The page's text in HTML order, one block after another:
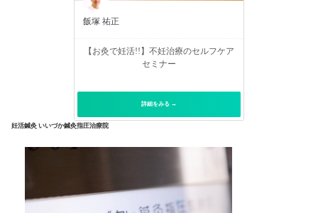
飯塚 祐正
【お灸で妊活!!】不妊治療のセルフケア
セミナー
詳細をみる →
妊活鍼灸 いいづか鍼灸指圧治療院